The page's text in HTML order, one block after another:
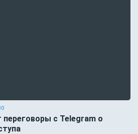
с Telegram о